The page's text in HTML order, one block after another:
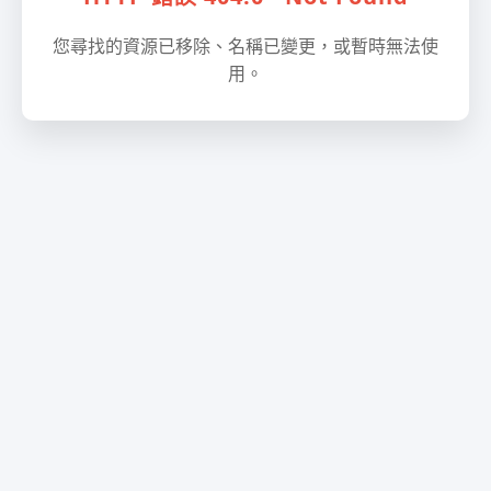
您尋找的資源已移除、名稱已變更，或暫時無法使
用。